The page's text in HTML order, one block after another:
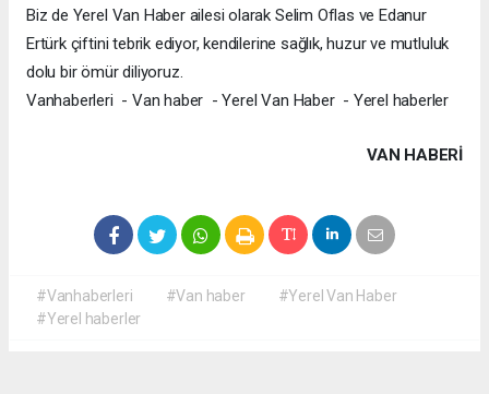
Biz de Yerel Van Haber ailesi olarak Selim Oflas ve Edanur
Ertürk çiftini tebrik ediyor, kendilerine sağlık, huzur ve mutluluk
dolu bir ömür diliyoruz.
Vanhaberleri - Van haber - Yerel Van Haber - Yerel haberler
VAN HABERİ
#Vanhaberleri #Van haber
#Yerel Van Haber
#Yerel haberler